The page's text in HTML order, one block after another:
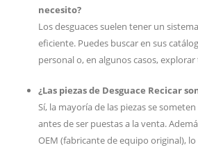
necesito?
Los desguaces suelen tener un
eficiente. Puedes buscar en sus
personal o, en algunos casos,
¿Las piezas de Desguace Recicar
Sí, la mayoría de las piezas se
antes de ser puestas a la venta.
OEM (fabricante de equipo original),